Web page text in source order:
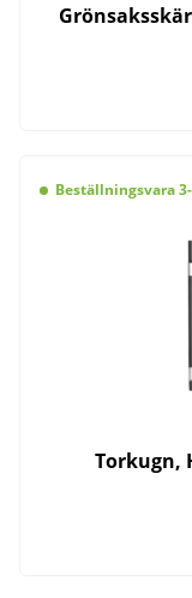
Beställningsvara
Torkugn,